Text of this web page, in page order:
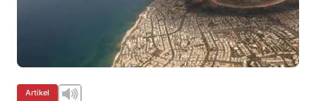
Artikel